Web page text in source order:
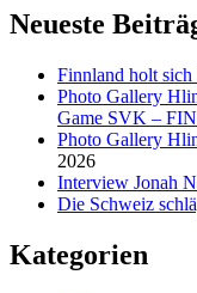
Neueste
Finnland holt sich
Photo Gallery
Game SVK –
Photo Gallery
2026
Interview Jonah
Die Schweiz
Kategorien